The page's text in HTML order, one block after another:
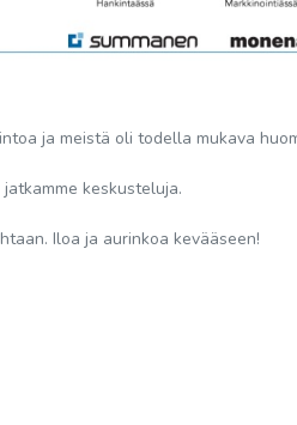
ja meistä oli todella mukava
keskusteluja.
Iloa ja aurinkoa kevääseen!